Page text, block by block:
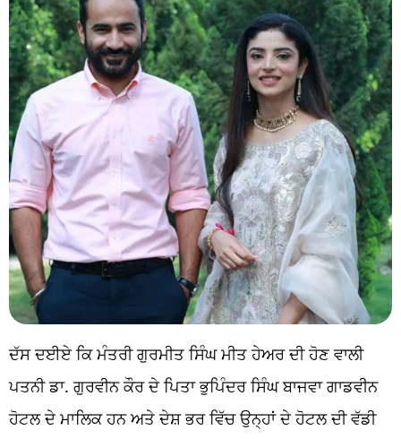
ਦੱਸ ਦਈਏ ਕਿ ਮੰਤਰੀ ਗੁਰਮੀਤ ਸਿੰਘ ਮੀਤ ਹੇਅਰ ਦੀ ਹੋਣ ਵਾਲੀ
ਪਤਨੀ ਡਾ. ਗੁਰਵੀਨ ਕੌਰ ਦੇ ਪਿਤਾ ਭੁਪਿੰਦਰ ਸਿੰਘ ਬਾਜਵਾ ਗਾਡਵੀਨ
ਹੋਟਲ ਦੇ ਮਾਲਿਕ ਹਨ ਅਤੇ ਦੇਸ਼ ਭਰ ਵਿੱਚ ਉਨ੍ਹਾਂ ਦੇ ਹੋਟਲ ਦੀ ਵੱਡੀ